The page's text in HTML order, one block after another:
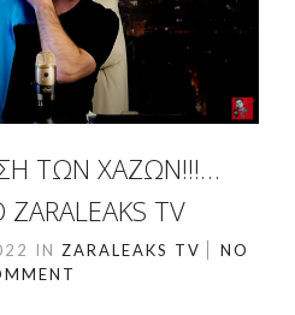
ΤΩΝ ΧΑΖΏΝ!!!…
TV
IN ZARALEAKS TV
NO